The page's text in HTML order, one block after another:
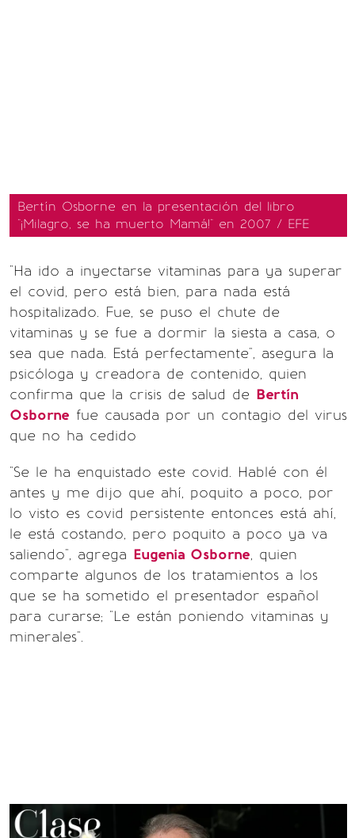
Bertín Osborne en la presentación del libro
"¡Milagro, se ha muerto Mamá!" en 2007 / EFE
"Ha ido a inyectarse vitaminas para ya superar
el covid, pero está bien, para nada está
hospitalizado. Fue, se puso el chute de
vitaminas y se fue a dormir la siesta a casa, o
sea que nada. Está perfectamente", asegura la
psicóloga y creadora de contenido, quien
confirma que la crisis de salud de Bertín
Osborne fue causada por un contagio del virus
que no ha cedido
"Se le ha enquistado este covid. Hablé con él
antes y me dijo que ahí, poquito a poco, por
lo visto es covid persistente entonces está ahí,
le está costando, pero poquito a poco ya va
saliendo", agrega Eugenia Osborne, quien
comparte algunos de los tratamientos a los
que se ha sometido el presentador español
para curarse; "Le están poniendo vitaminas y
minerales".